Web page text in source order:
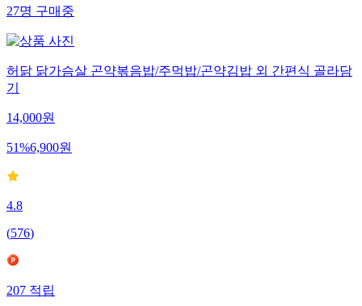
27명구매중
허닭 닭가슴살 곤약볶음밥/주먹밥/곤약김밥 외 간편식 골라담
기
14,000원
51%6,900원
4.8
(576)
207적립